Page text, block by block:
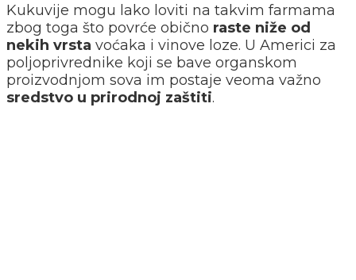
Kukuvije mogu lako loviti na takvim farmama
zbog toga što povrće obično raste niže od
nekih vrsta voćaka i vinove loze. U Americi za
poljoprivrednike koji se bave organskom
proizvodnjom sova im postaje veoma važno
sredstvo u prirodnoj zaštiti.